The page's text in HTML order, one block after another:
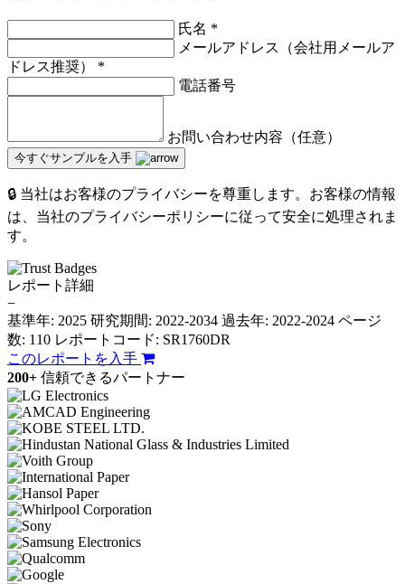
氏名 *
メールアドレス（会社用メールア
ドレス推奨） *
電話番号
お問い合わせ内容（任意）
今すぐサンプルを入手
🔒 当社はお客様のプライバシーを尊重します。お客様の情報
は、当社のプライバシーポリシーに従って安全に処理されま
す。
レポート詳細
−
基準年: 2025 研究期間: 2022-2034 過去年: 2022-2024 ページ
数: 110 レポートコード: SR1760DR
このレポートを入手
200+ 信頼できるパートナー